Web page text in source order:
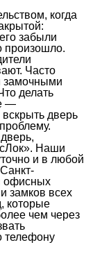
когда
забыли
произошло.
Часто
делать
—
дверь
Наши
и в любой
офисных
замков всех
которые
чем через
телефону